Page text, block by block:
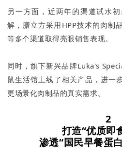
另一方面，近两年的渠道试水
解，膳立方采用HPP技术的肉制
等多个渠道取得亮眼销售表现。
同时，旗下新兴品牌Luka's
鼠生活馆上线了相关产品，进一
更场景化肉制品的真实需求。
2
打造“优质即
渗透“国民早餐蛋